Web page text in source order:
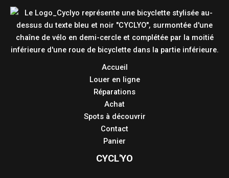
Accueil
Louer en ligne
Réparations
Achat
Spots à découvrir
Contact
Panier
CYCL'YO